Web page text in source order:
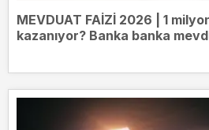
MEVDUAT FAİZİ 2026 | 1
kazanıyor? Banka banka